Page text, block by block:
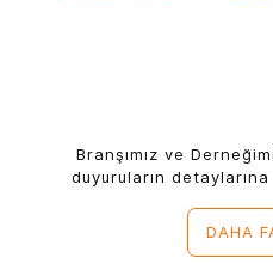
Branşımız ve
duyuruların
DAHA